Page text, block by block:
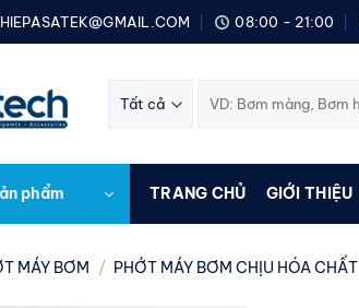
08:00 - 21:00
kiếm:
phẩm TRANG CHỦ GIỚI THIỆU
MÁY BƠM / PHỚT MÁY BƠM CHỊU HÓA CHẤT